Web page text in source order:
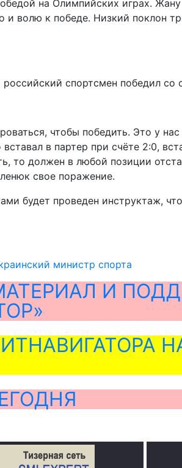
на Олимпийских играх.
и волю к победе. Низкий поклон
спортсмен победил со
чтобы победить. Это у нас
в партер при счёте 2:0,
то должен в любой позиции
свое поражение.
будет проведен инструктаж,
министр спорта
И